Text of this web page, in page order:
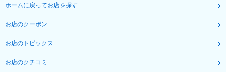
ホームに戻ってお店を探す
お店のクーポン
お店のトピックス
お店のクチコミ